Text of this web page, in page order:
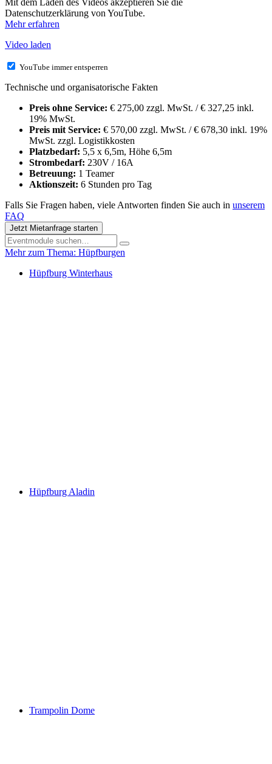
Datenschutzerklärung von YouTube.
Mehr erfahren
Video laden
YouTube immer entsperren
Technische und organisatorische Fakten
Preis ohne Service: € 275,00 zzgl. MwSt. / € 327,25 inkl.
19% MwSt.
Preis mit Service: € 570,00 zzgl. MwSt. / € 678,30 inkl. 19%
MwSt. zzgl. Logistikkosten
Platzbedarf: 5,5 x 6,5m, Höhe 6,5m
Strombedarf: 230V / 16A
Betreuung: 1 Teamer
Aktionszeit: 6 Stunden pro Tag
Falls Sie Fragen haben, viele Antworten finden Sie auch in unserem
FAQ
Jetzt Mietanfrage starten
Mehr zum Thema: Hüpfburgen
Hüpfburg Winterhaus
Hüpfburg Aladin
Trampolin Dome